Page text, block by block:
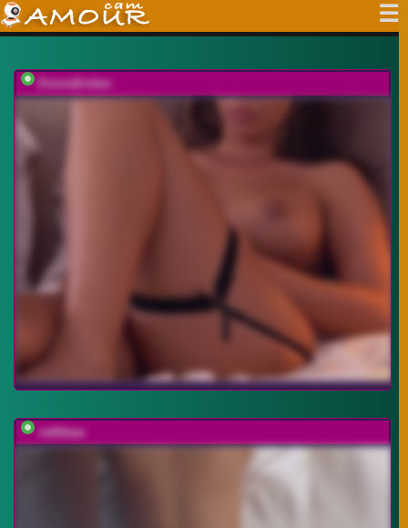
EmmaEmber
vattttaaa